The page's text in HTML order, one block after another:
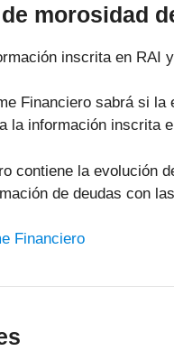
morosidad
inscrita en RAI
Financiero sabrá si
la información inscrita
contiene la evolución
de deudas con
Financiero